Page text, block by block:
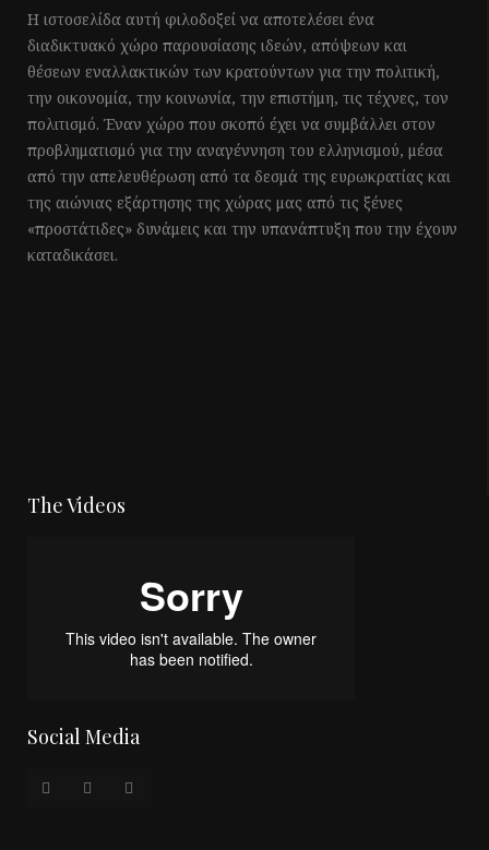
Η ιστοσελίδα αυτή φιλοδοξεί να αποτελέσει ένα
διαδικτυακό χώρο παρουσίασης ιδεών, απόψεων και
θέσεων εναλλακτικών των κρατούντων για την πολιτική,
την οικονομία, την κοινωνία, την επιστήμη, τις τέχνες, τον
πολιτισμό. Έναν χώρο που σκοπό έχει να συμβάλλει στον
προβληματισμό για την αναγέννηση του ελληνισμού, μέσα
από την απελευθέρωση από τα δεσμά της ευρωκρατίας και
της αιώνιας εξάρτησης της χώρας μας από τις ξένες
«προστάτιδες» δυνάμεις και την υπανάπτυξη που την έχουν
καταδικάσει.
The Videos
Social Media